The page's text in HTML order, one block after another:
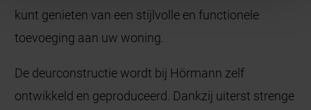
kunt genieten van een stijlvolle en functionele
toevoeging aan uw woning.
De deurconstructie wordt bij Hörmann zelf
ontwikkeld en geproduceerd. Dankzij uiterst strenge